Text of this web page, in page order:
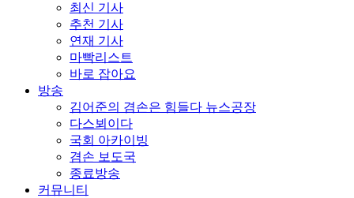
최신 기사
추천 기사
연재 기사
마빡리스트
바로 잡아요
방송
김어준의 겸손은 힘들다 뉴스공장
다스뵈이다
국회 아카이빙
겸손 보도국
종료방송
커뮤니티